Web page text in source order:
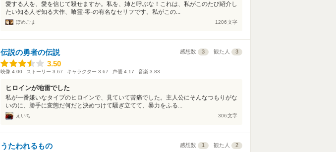
愛する人を、愛を信じて殺せますか。私を、姉と呼ぶな！これは、私がこのたび紹介し
たい知る人ぞ知る大作、喰霊-零-の有名なセリフです。私がこの...
ぽめごま 1206文字
伝説の勇者の伝説 感想数 3 観た人 3
3.50
3.50
映像 4.00 ストーリー 3.67 キャラクター 3.67 声優 4.17 音楽 3.83
ヒロインが地雷でした
私が一番嫌いなタイプのヒロインで、見ていて苦痛でした。主人公にそんなつもりがな
いのに、勝手に変態だ何だと決めつけて騒ぎ立てて、暴力をふる...
えいち 306文字
うたわれるもの 感想数 1 観た人 2